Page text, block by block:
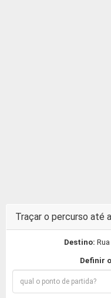
Traçar o percurso até
Destino:
Definir